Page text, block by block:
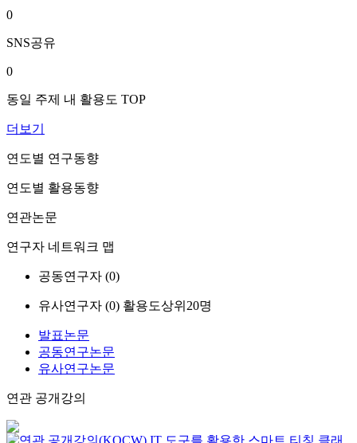
0
SNS공유
0
동일 주제 내 활용도 TOP
더보기
연도별 연구동향
연도별 활용동향
연관논문
연구자 네트워크 맵
공동연구자 (0)
유사연구자 (0) 활용도상위20명
발표논문
공동연구논문
유사연구논문
연관 공개강의
IT 도구를 활용한 스마트 티칭 클래